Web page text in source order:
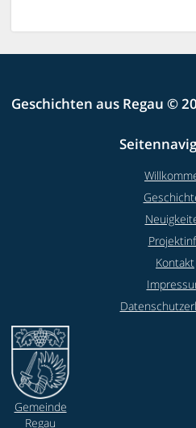
Geschichten aus Regau ©
Kontakt
Gemeinde
Regau